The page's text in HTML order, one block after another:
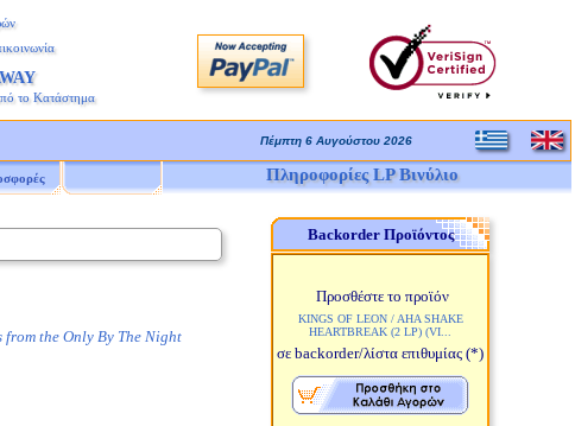
το Κατάστημα
Πέμπτη 6 Αυγούστου 2026
Πληροφορίες LP Βινύλιο
the Only By The Night
Backorder Προϊόντος
Προσθέστε το προϊόν
KINGS OF LEON / AHA SHAKE
HEARTBREAK (2 LP) (VI...
σε backorder/λίστα επιθυμίας (*)